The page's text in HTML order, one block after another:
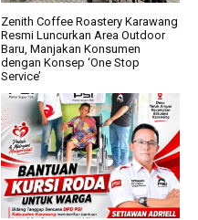
Zenith Coffee Roastery Karawang
Resmi Luncurkan Area Outdoor
Baru, Manjakan Konsumen
dengan Konsep ‘One Stop
Service’